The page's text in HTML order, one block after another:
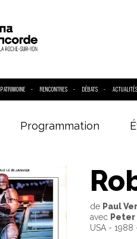
PATRIMOINE RENCONTRES DÉBATS ACTUALITÉS
Programmation
de Paul
avec Peter
USA - 1988